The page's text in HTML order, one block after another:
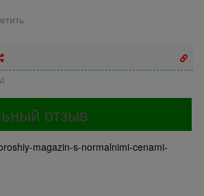
отзыв
magazin-s-normalnimi-cenami-